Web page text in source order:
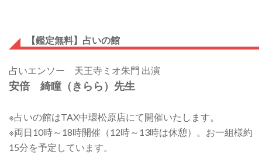
【鑑定無料】占いの館
占いエンソー 天王寺ミオ朱門 出演
安倍 綺瞳（きらら）先生
※占いの館はTAX中環松原店にて開催いたします。
※両日10時～18時開催（12時～13時は休憩）。お一組様約
15分を予定しています。